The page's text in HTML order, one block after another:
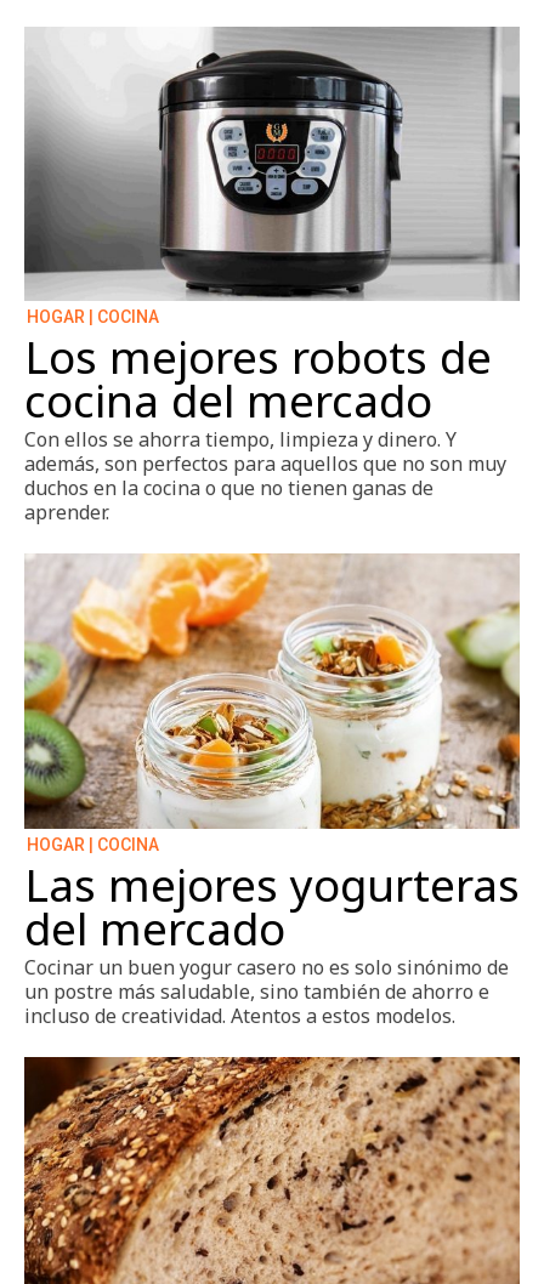
HOGAR | COCINA
Los mejores robots de
cocina del mercado
Con ellos se ahorra tiempo, limpieza y dinero. Y
además, son perfectos para aquellos que no son muy
duchos en la cocina o que no tienen ganas de
aprender.
HOGAR | COCINA
Las mejores yogurteras
del mercado
Cocinar un buen yogur casero no es solo sinónimo de
un postre más saludable, sino también de ahorro e
incluso de creatividad. Atentos a estos modelos.